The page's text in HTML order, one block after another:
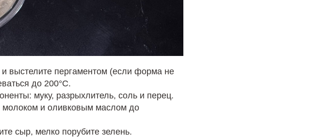
выстелите пергаментом (если форма не
до 200°С.
муку, разрыхлитель, соль и перец.
молоком и оливковым маслом до
сыр, мелко порубите зелень.